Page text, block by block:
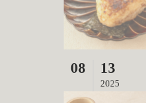
08 13
2025